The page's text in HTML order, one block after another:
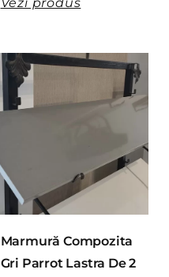
Marmură Compozita
Gri Parrot Lastra De 2